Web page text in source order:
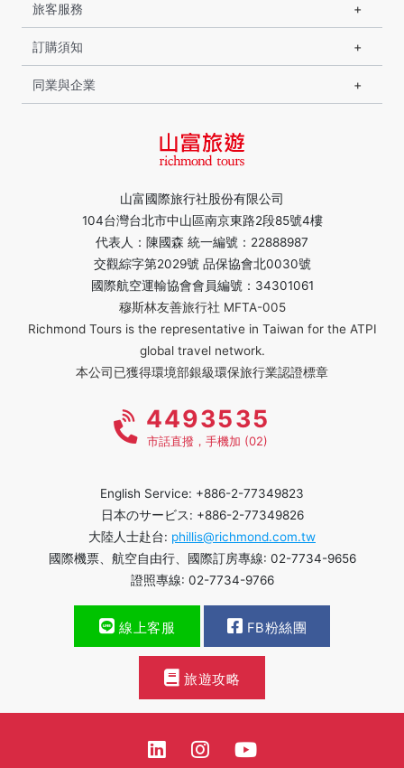
山富國際旅行社股份有限公司
104台灣台北市中山區南京東路2段85號4樓
代表人：陳國森 統一編號：22888987
交觀綜字第2029號 品保協會北0030號
國際航空運輸協會會員編號：34301061
穆斯林友善旅行社 MFTA-005
Richmond Tours is the representative in Taiwan for the ATPI
global travel network.
本公司已獲得環境部銀級環保旅行業認證標章
旅客服務
訂購須知
同業與企業
4493535
市話直撥，手機加 (02)
English Service: +886-2-77349823
日本のサービス: +886-2-77349826
大陸人士赴台: phillis@richmond.com.tw
國際機票、航空自由行、國際訂房專線: 02-7734-9656
證照專線: 02-7734-9766
線上客服 FB粉絲團
旅遊攻略